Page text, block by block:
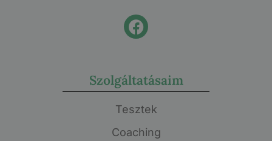
Szolgáltatásaim
Tesztek
Coaching